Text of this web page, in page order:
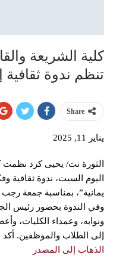
كلية الشريعة
تنظم ندوة
Share
يناير 11, 2025
الثورة نت/ يحيى كرد نظمت
اليوم السبت، ندوة ثقافية
يمانية”، بمناسبة جمعة
وفي الندوة بحضور رئيس
ونوابه، وعمداء الكليات،
إلى الطلاب والموظفين.
الذهاب إلى المصدر